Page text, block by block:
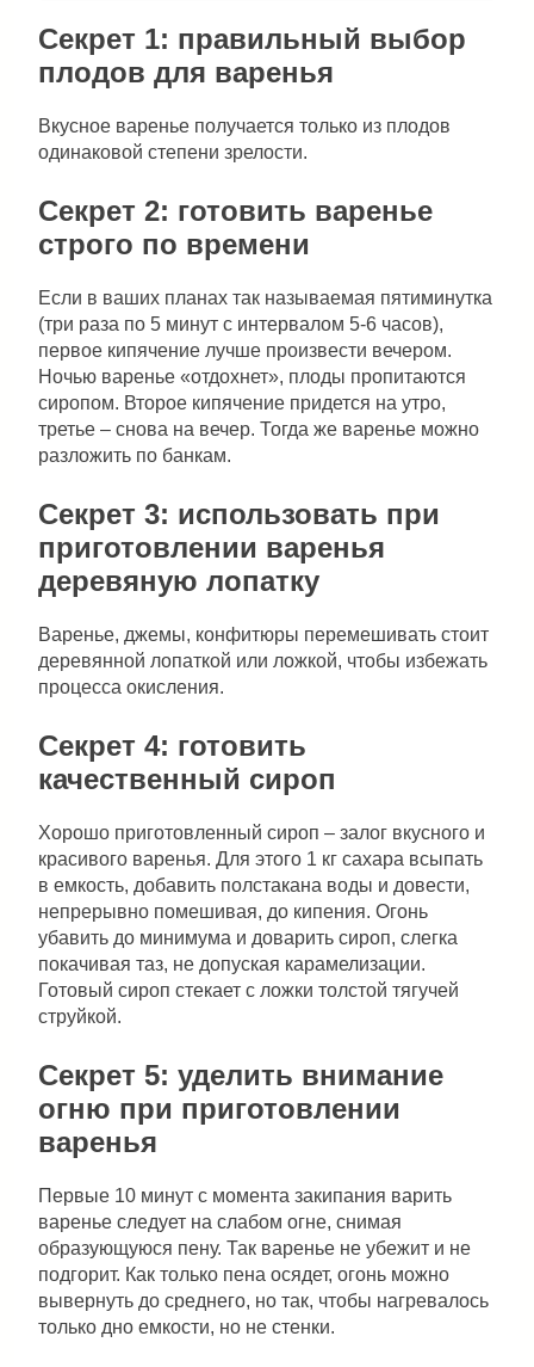
Секрет 1: правильный выбор
плодов для варенья
Вкусное варенье получается только из плодов
одинаковой степени зрелости.
Секрет 2: готовить варенье
строго по времени
Если в ваших планах так называемая пятиминутка
(три раза по 5 минут с интервалом 5-6 часов),
первое кипячение лучше произвести вечером.
Ночью варенье «отдохнет», плоды пропитаются
сиропом. Второе кипячение придется на утро,
третье – снова на вечер. Тогда же варенье можно
разложить по банкам.
Секрет 3: использовать при
приготовлении варенья
деревяную лопатку
Варенье, джемы, конфитюры перемешивать стоит
деревянной лопаткой или ложкой, чтобы избежать
процесса окисления.
Секрет 4: готовить
качественный сироп
Хорошо приготовленный сироп – залог вкусного и
красивого варенья. Для этого 1 кг сахара всыпать
в емкость, добавить полстакана воды и довести,
непрерывно помешивая, до кипения. Огонь
убавить до минимума и доварить сироп, слегка
покачивая таз, не допуская карамелизации.
Готовый сироп стекает с ложки толстой тягучей
струйкой.
Секрет 5: уделить внимание
огню при приготовлении
варенья
Первые 10 минут с момента закипания варить
варенье следует на слабом огне, снимая
образующуюся пену. Так варенье не убежит и не
подгорит. Как только пена осядет, огонь можно
вывернуть до среднего, но так, чтобы нагревалось
только дно емкости, но не стенки.